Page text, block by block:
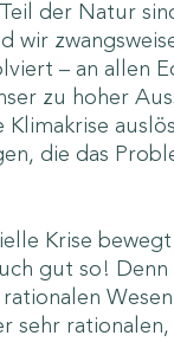
der Natur
wir
– an allen
zu hoher
Klimakrise
die das
Krise
gut so! Denn
sehr